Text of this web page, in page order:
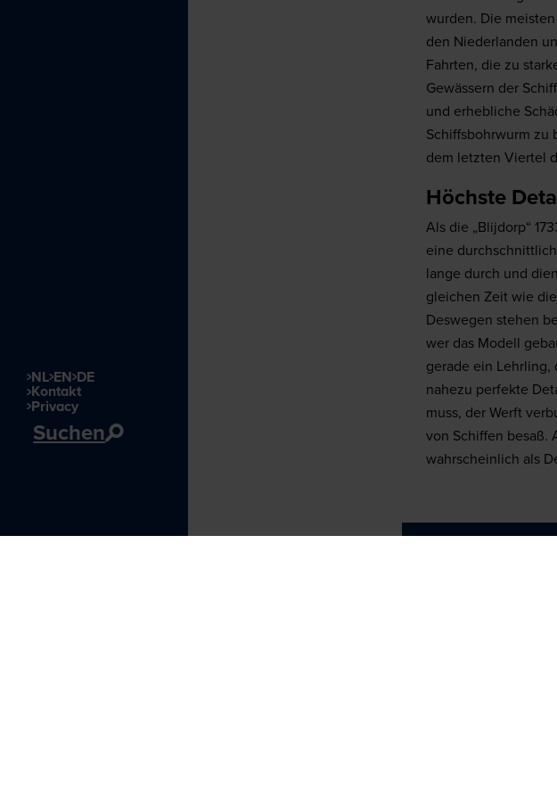
NL EN DE
Kontakt
Privacy
Suchen
wurden. Die
den Niederlanden
Fahrten, die zu
Gewässern der
und erhebliche
Schiffsbohrwurm zu
dem letzten Viertel
Höchste
Als die „Blijdorp“
eine
lange durch und
gleichen Zeit wie
Deswegen stehen
wer das Modell
gerade ein Lehrling,
nahezu perfekte
muss, der Werft
von Schiffen besaß.
wahrscheinlich als